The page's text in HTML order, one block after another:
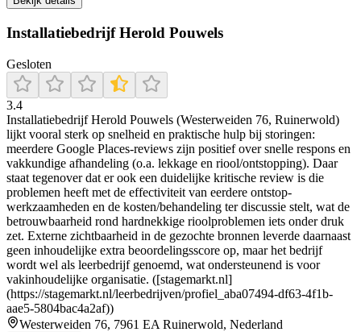
Installatiebedrijf Herold Pouwels
Gesloten
3.4
Installatiebedrijf Herold Pouwels (Westerweiden 76, Ruinerwold)
lijkt vooral sterk op snelheid en praktische hulp bij storingen:
meerdere Google Places-reviews zijn positief over snelle respons en
vakkundige afhandeling (o.a. lekkage en riool/ontstopping). Daar
staat tegenover dat er ook een duidelijke kritische review is die
problemen heeft met de effectiviteit van eerdere ontstop-
werkzaamheden en de kosten/behandeling ter discussie stelt, wat de
betrouwbaarheid rond hardnekkige rioolproblemen iets onder druk
zet. Externe zichtbaarheid in de gezochte bronnen leverde daarnaast
geen inhoudelijke extra beoordelingsscore op, maar het bedrijf
wordt wel als leerbedrijf genoemd, wat ondersteunend is voor
vakinhoudelijke organisatie. ([stagemarkt.nl]
(https://stagemarkt.nl/leerbedrijven/profiel_aba07494-df63-4f1b-
aae5-5804bac4a2af))
Westerweiden 76, 7961 EA Ruinerwold, Nederland